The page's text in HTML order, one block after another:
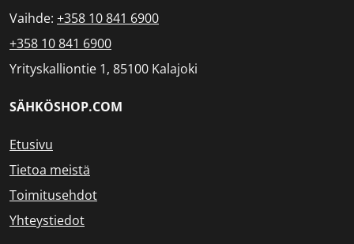
Vaihde: +358 10 841 6900
+358 10 841 6900
Yrityskalliontie 1, 85100 Kalajoki
SÄHKÖSHOP.COM
Etusivu
Tietoa meistä
Toimitusehdot
Yhteystiedot